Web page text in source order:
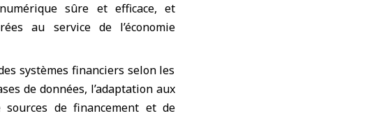
sûre et efficace, et
au service de l’économie
systèmes financiers selon les
de données, l’adaptation aux
sources de financement et de